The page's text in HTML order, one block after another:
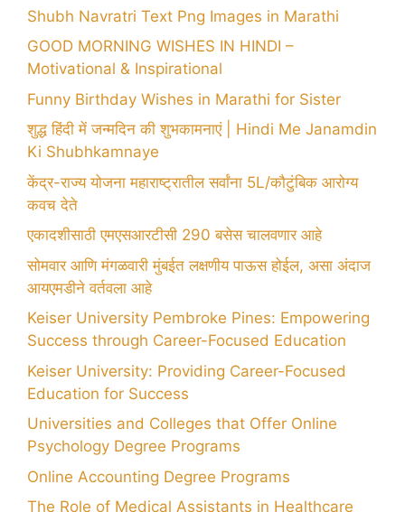
Shubh Navratri Text Png Images in Marathi
GOOD MORNING WISHES IN HINDI –
Motivational & Inspirational
Funny Birthday Wishes in Marathi for Sister
शुद्ध हिंदी में जन्मदिन की शुभकामनाएं | Hindi Me Janamdin
Ki Shubhkamnaye
केंद्र-राज्य योजना महाराष्ट्रातील सर्वांना 5L/कौटुंबिक आरोग्य
कवच देते
एकादशीसाठी एमएसआरटीसी 290 बसेस चालवणार आहे
सोमवार आणि मंगळवारी मुंबईत लक्षणीय पाऊस होईल, असा अंदाज
आयएमडीने वर्तवला आहे
Keiser University Pembroke Pines: Empowering
Success through Career-Focused Education
Keiser University: Providing Career-Focused
Education for Success
Universities and Colleges that Offer Online
Psychology Degree Programs
Online Accounting Degree Programs
The Role of Medical Assistants in Healthcare